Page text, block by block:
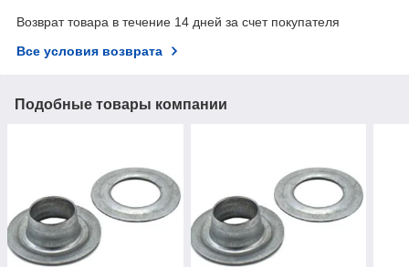
Возврат товара в течение 14 дней за счет покупателя
Все условия возврата
Подобные товары компании